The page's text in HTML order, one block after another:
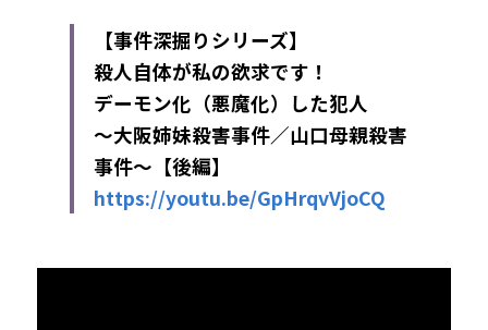
【事件深掘りシリーズ】
殺人自体が私の欲求です！
デーモン化（悪魔化）した犯人
～大阪姉妹殺害事件／山口母親殺害
事件～【後編】
https://youtu.be/GpHrqvVjoCQ